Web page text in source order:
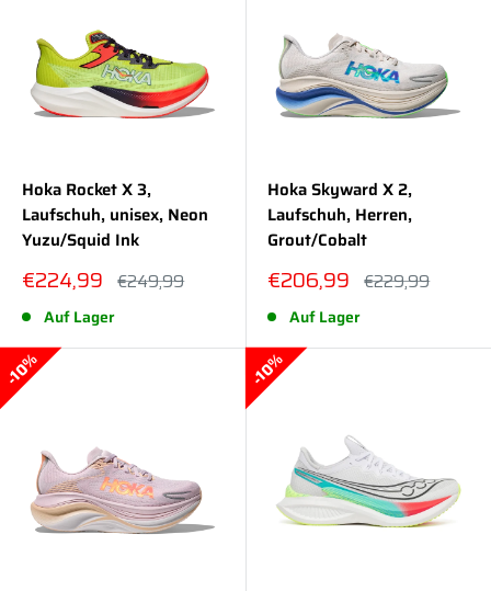
Hoka Rocket X 3,
Laufschuh, unisex, Neon
Yuzu/Squid Ink
Sonderpreis
€224,99 Normalpreis
€249,99
Auf Lager
Hoka Skyward X 2,
Laufschuh, Herren,
Grout/Cobalt
Sonderpreis
€206,99 Normalpreis
€229,99
Auf Lager
10% 10%